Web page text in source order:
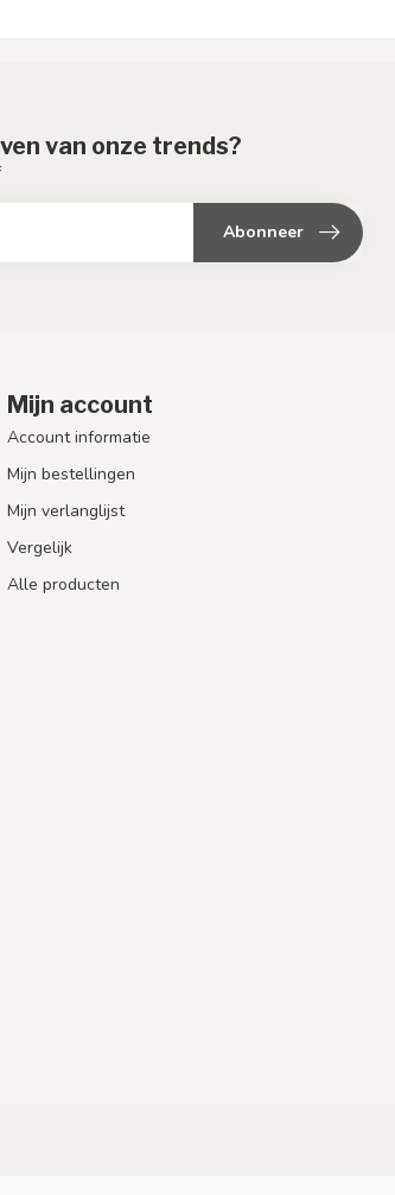
van onze trends?
Abonneer
Mijn account
Account informatie
Mijn bestellingen
Mijn verlanglijst
Vergelijk
Alle producten